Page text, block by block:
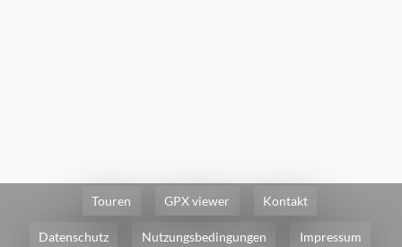
Touren GPX viewer Kontakt
Datenschutz Nutzungsbedingungen Impressum